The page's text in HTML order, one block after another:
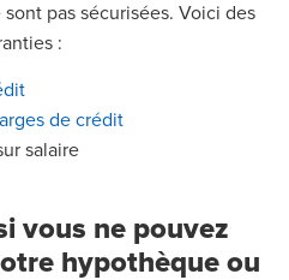
pas sécurisées. Voici des
:
de crédit
salaire
vous ne pouvez
hypothèque ou